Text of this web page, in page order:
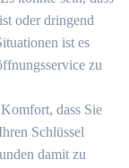
oder dringend
ist es
zu
dass Sie
Schlüssel
damit zu